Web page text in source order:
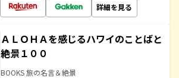
詳細を見る
ＡＬＯＨＡを感じるハワイのことばと
絶景１００
BOOKS 旅の名言＆絶景